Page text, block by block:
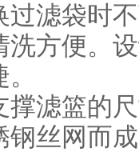
过滤袋时
洗方便。
滤篮的尺
钢丝网而